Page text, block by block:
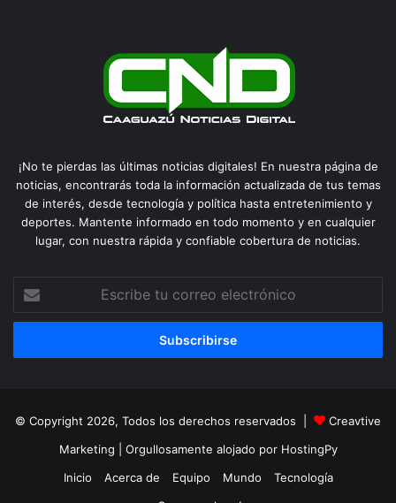
¡No te pierdas las últimas noticias digitales! En nuestra página de
noticias, encontrarás toda la información actualizada de tus temas
de interés, desde tecnología y política hasta entretenimiento y
deportes. Mantente informado en todo momento y en cualquier
lugar, con nuestra rápida y confiable cobertura de noticias.
correo
© Copyright 2026, Todos los derechos reservados |
Creavtive
Marketing | Orgullosamente alojado por HostingPy
Inicio
Acerca de Equipo Mundo
Tecnología